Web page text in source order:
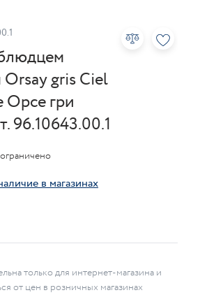
gris Ciel
Орсе гри
96.10643.00.1
в магазинах
только для интернет-магазина и
от цен в розничных магазинах